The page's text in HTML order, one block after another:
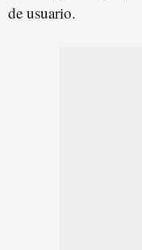
de usuario.